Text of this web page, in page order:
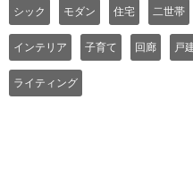
シック モダン 住宅 二世帯
インテリア 子育て 回廊 戸
ライティング